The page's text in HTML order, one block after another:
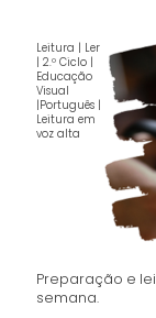
Leitura | Ler
| 2.º Ciclo |
Educação
Visual
|Português |
Leitura em
voz alta
Preparação e
semana.